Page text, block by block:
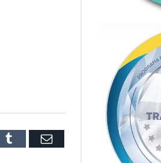
Tumblr Email